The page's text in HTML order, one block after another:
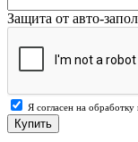
Защита от авто-
Я согласен на
Купить